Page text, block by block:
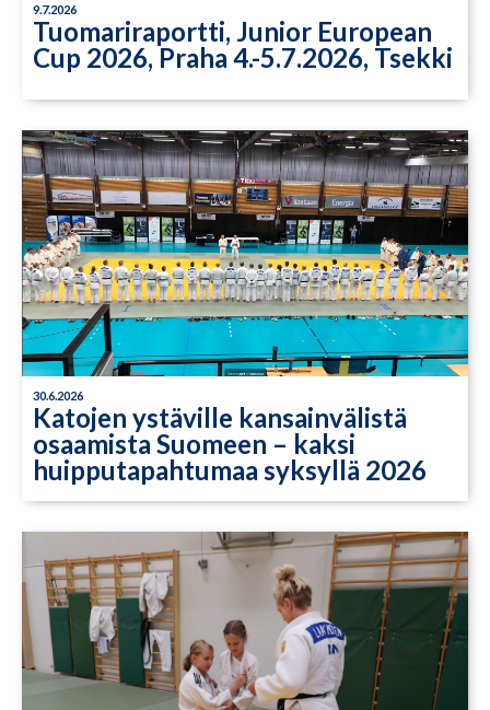
9.7.2026
Tuomariraportti, Junior European
Cup 2026, Praha 4.-5.7.2026, Tsekki
30.6.2026
Katojen ystäville kansainvälistä
osaamista Suomeen – kaksi
huipputapahtumaa syksyllä 2026